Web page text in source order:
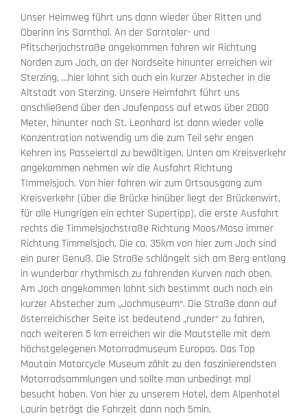
Unser Heimweg führt uns dann wieder über Ritten und
Oberinn ins Sarnthal. An der Sarntaler- und
Pfitscherjochstraße angekommen fahren wir Richtung
Norden zum Joch, an der Nordseite hinunter erreichen wir
Sterzing, …hier lohnt sich auch ein kurzer Abstecher in die
Altstadt von Sterzing. Unsere Heimfahrt führt uns
anschließend über den Jaufenpass auf etwas über 2000
Meter, hinunter nach St. Leonhard ist dann wieder volle
Konzentration notwendig um die zum Teil sehr engen
Kehren ins Passeiertal zu bewältigen. Unten am Kreisverkehr
angekommen nehmen wir die Ausfahrt Richtung
TImmelsjoch. Von hier fahren wir zum Ortsausgang zum
Kreisverkehr (über die Brücke hinüber liegt der Brückenwirt,
für alle Hungrigen ein echter Supertipp), die erste Ausfahrt
rechts die Timmelsjochstraße Richtung Moos/Moso immer
Richtung Timmelsjoch. Die ca. 35km von hier zum Joch sind
ein purer Genuß. Die Straße schlängelt sich am Berg entlang
in wunderbar rhythmisch zu fahrenden Kurven nach oben.
Am Joch angekommen lohnt sich bestimmt auch noch ein
kurzer Abstecher zum „Jochmuseum“. Die Straße dann auf
österreichischer Seite ist bedeutend „runder“ zu fahren,
nach weiteren 5 km erreichen wir die Mautstelle mit dem
höchstgelegenen Motorradmuseum Europas. Das Top
Moutain Motorcycle Museum zählt zu den faszinierendsten
Motorradsammlungen und sollte man unbedingt mal
besucht haben. Von hier zu unserem Hotel, dem Alpenhotel
Laurin beträgt die Fahrzeit dann noch 5min.